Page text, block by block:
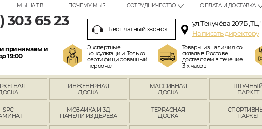
МЫ НА ТВ ПОЧЕМУ МЫ? СОТРУДНИЧЕСТВО ОПЛАТА И ДОСТАВКА
303 65 23
принимаем и
19:00
Бесплатный звонок
ул.Текучёва 207Б ,ТЦ
Написать директору
Экспертные
консультации. Только
сертифицированный
персонал
Товары из наличия со
склада в Ростове
доставляем в течение
3-х часов
ИНЖЕНЕРНАЯ
ДОСКА
МАССИВНАЯ
ДОСКА
ПАРКЕТ
SPC
МОЗАИКА И 3Д
ПАНЕЛИ ИЗ ДЕРЕВА
ТЕРРАСНАЯ
ДОСКА
ПАРКЕТ